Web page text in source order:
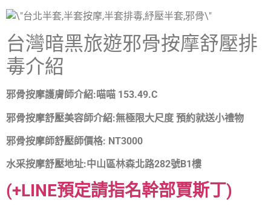
台灣暗黑旅遊邪骨按摩舒壓排
毒介紹
邪骨按摩護膚師介紹:喵喵 153.49.C
邪骨按摩舒壓美容師介紹:無極限大尺度 預約就送小禮物
邪骨按摩師舒壓師價格: NT3000
水采按摩舒壓地址:中山區林森北路282號B1樓
(+LINE預定請指名幹部賈斯丁)